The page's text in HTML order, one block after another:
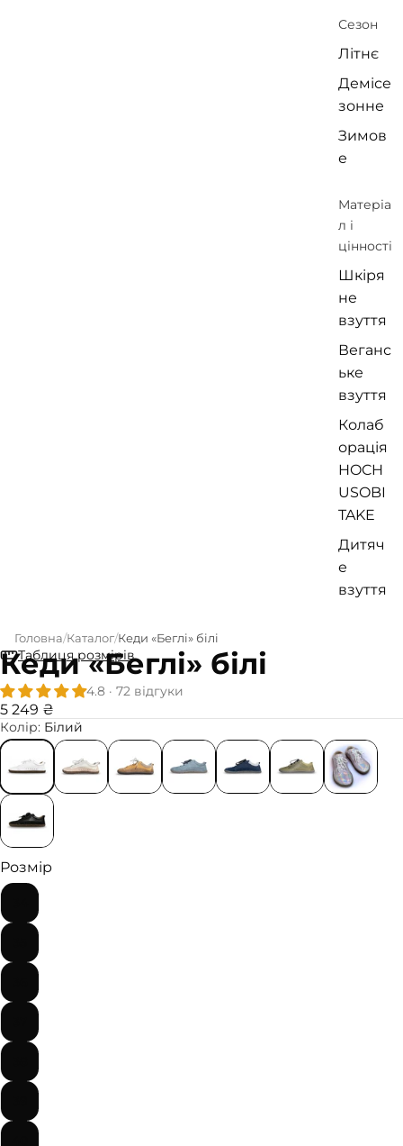
Сезон
Літнє
Демісе
зонне
Зимов
е
Матеріа
л і
цінності
Шкіря
не
взуття
Веганс
ьке
взуття
Колаб
орація
HOCH
USOBI
TAKE
Дитяч
е
взуття
Головна Каталог Кеди «Беглі» білі
Кеди «Беглі» білі
4.8 · 72 відгуки
5 249 ₴
Колір: Білий
Таблиця розмірів
Розмір